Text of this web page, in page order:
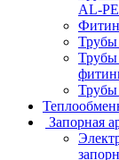
AL-
Трубы
Запорная